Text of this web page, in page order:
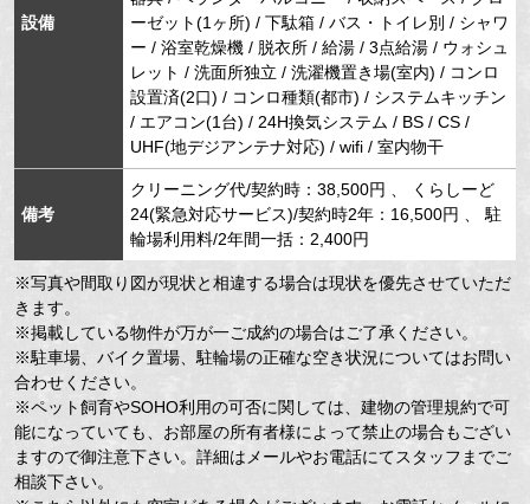
設備
ーゼット(1ヶ所) / 下駄箱 / バス・トイレ別 / シャワ
ー / 浴室乾燥機 / 脱衣所 / 給湯 / 3点給湯 / ウォシュ
レット / 洗面所独立 / 洗濯機置き場(室内) / コンロ
設置済(2口) / コンロ種類(都市) / システムキッチン
/ エアコン(1台) / 24H換気システム / BS / CS /
UHF(地デジアンテナ対応) / wifi / 室内物干
備考
クリーニング代/契約時：38,500円 、 くらしーど
24(緊急対応サービス)/契約時2年：16,500円 、 駐
輪場利用料/2年間一括：2,400円
※写真や間取り図が現状と相違する場合は現状を優先させていただ
きます。
※掲載している物件が万が一ご成約の場合はご了承ください。
※駐車場、バイク置場、駐輪場の正確な空き状況についてはお問い
合わせください。
※ペット飼育やSOHO利用の可否に関しては、建物の管理規約で可
能になっていても、お部屋の所有者様によって禁止の場合もござい
ますので御注意下さい。詳細はメールやお電話にてスタッフまでご
相談下さい。